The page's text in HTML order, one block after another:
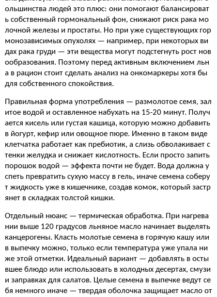
ольшинства людей это плюс: они помогают балансироват
ь собственный гормональный фон, снижают риск рака мо
лочной железы и простаты. Но при уже существующих гор
монозависимых опухолях — например, при некоторых ви
дах рака груди — эти вещества могут подстегнуть рост нов
ообразования. Поэтому перед активным включением льн
а в рацион стоит сделать анализ на онкомаркеры хотя бы
для собственного спокойствия.
Правильная форма употребления — размолотое семя, зал
итое водой и оставленное набухать на 15-20 минут. Получ
ается кисель или густая кашица, которую можно добавить
в йогурт, кефир или овощное пюре. Именно в таком виде
клетчатка работает как пребиотик, а слизь обволакивает с
тенки желудка и снижает кислотность. Если просто запить
порошок водой — эффекта почти не будет. Вода должна у
спеть превратить сухую массу в гель, иначе семена соберу
т жидкость уже в кишечнике, создав комок, который застр
янет в складках толстой кишки.
Отдельный нюанс — термическая обработка. При нагрева
нии выше 120 градусов льняное масло начинает выделять
канцерогены. Класть молотые семена в горячую кашу или
в выпечку можно, только если температура уже упала ни
же этой отметки. Идеальный вариант — добавлять в осты
вшее блюдо или использовать в холодных десертах, смузи
и заправках для салатов. Целые семена в выпечке ведут се
бя немного иначе — твердая оболочка защищает масло от